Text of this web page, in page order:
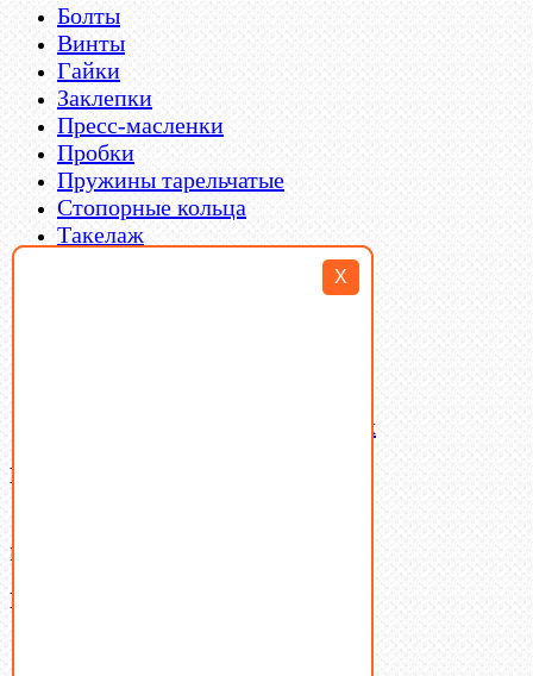
X
Болты
Винты
Гайки
Заклепки
Пресс-масленки
Пробки
Пружины тарельчатые
Стопорные кольца
Такелаж
Латунный и бронзовый крепеж
Ваша корзина
В корзине нет товаров.
Поиск